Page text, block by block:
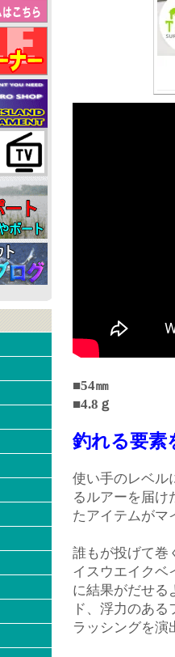
■54㎜
■4.8ｇ
釣れる要素
使い手のレベル
るルアーを届け
たアイテムがマ
誰もが投げて巻
イスウエイクベ
に結果がだせる
ド、浮力のあ
ラッシングを演